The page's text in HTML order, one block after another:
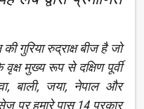
गुरिया रुद्राक्ष बीज है जो
मुख्य रूप से दक्षिण पूर्वी
बाली, जया, नेपाल और
पर हमारे पास 14 प्रकार